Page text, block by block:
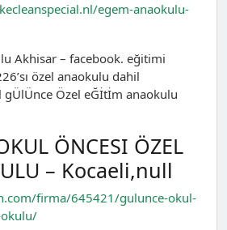
egem-anaokulu-
Akhisar – facebook. eğitimi
özel anaokulu dahil
Özel eĞİtİm anaokulu
ÖNCESI ÖZEL
– Kocaeli,null
firma/645421/gulunce-okul-